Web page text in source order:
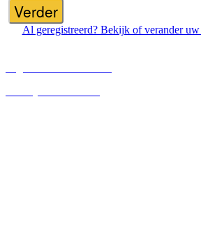
Verder
Al geregistreerd? Bekijk of verander uw